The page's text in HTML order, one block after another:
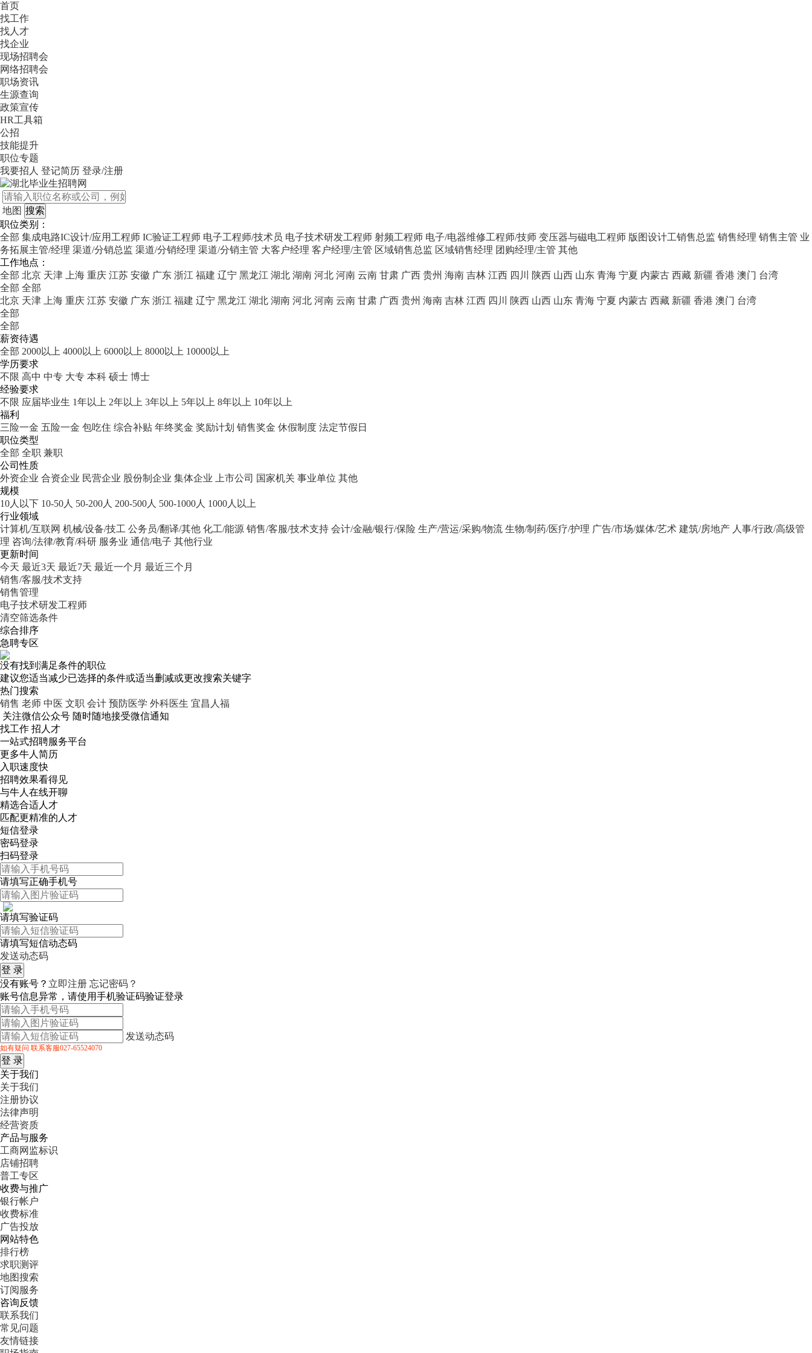
首页
找工作
找人才
找企业
现场招聘会
网络招聘会
职场资讯
生源查询
政策宣传
HR工具箱
公招
技能提升
职位专题
我要招人 登记简历 登录/注册
地图
职位类别：
全部 集成电路IC设计/应用工程师 IC验证工程师 电子工程师/技术员 电子技术研发工程师 射频工程师 电子/电器维修工程师/技师 变压器与磁电工程师 版图设计工销售总监 销售经理 销售主管 业
务拓展主管/经理 渠道/分销总监 渠道/分销经理 渠道/分销主管 大客户经理 客户经理/主管 区域销售总监 区域销售经理 团购经理/主管 其他
工作地点：
全部 北京 天津 上海 重庆 江苏 安徽 广东 浙江 福建 辽宁 黑龙江 湖北 湖南 河北 河南 云南 甘肃 广西 贵州 海南 吉林 江西 四川 陕西 山西 山东 青海 宁夏 内蒙古 西藏 新疆 香港 澳门 台湾
全部 全部
北京 天津 上海 重庆 江苏 安徽 广东 浙江 福建 辽宁 黑龙江 湖北 湖南 河北 河南 云南 甘肃 广西 贵州 海南 吉林 江西 四川 陕西 山西 山东 青海 宁夏 内蒙古 西藏 新疆 香港 澳门 台湾
全部
全部
薪资待遇
全部 2000以上 4000以上 6000以上 8000以上 10000以上
学历要求
不限 高中 中专 大专 本科 硕士 博士
经验要求
不限 应届毕业生 1年以上 2年以上 3年以上 5年以上 8年以上 10年以上
福利
三险一金 五险一金 包吃住 综合补贴 年终奖金 奖励计划 销售奖金 休假制度 法定节假日
职位类型
全部 全职 兼职
公司性质
外资企业 合资企业 民营企业 股份制企业 集体企业 上市公司 国家机关 事业单位 其他
规模
10人以下 10-50人 50-200人 200-500人 500-1000人 1000人以上
行业领域
计算机/互联网 机械/设备/技工 公务员/翻译/其他 化工/能源 销售/客服/技术支持 会计/金融/银行/保险 生产/营运/采购/物流 生物/制药/医疗/护理 广告/市场/媒体/艺术 建筑/房地产 人事/行政/高级管
理 咨询/法律/教育/科研 服务业 通信/电子 其他行业
更新时间
今天 最近3天 最近7天 最近一个月 最近三个月
销售/客服/技术支持
销售管理
电子技术研发工程师
清空筛选条件
综合排序
急聘专区
没有找到满足条件的职位
建议您适当减少已选择的条件或适当删减或更改搜索关键字
热门搜索
销售 老师 中医 文职 会计 预防医学 外科医生 宜昌人福
关注微信公众号 随时随地接受微信通知
找工作 招人才
一站式招聘服务平台
更多牛人简历
入职速度快
招聘效果看得见
与牛人在线开聊
精选合适人才
匹配更精准的人才
短信登录
密码登录
扫码登录
请填写正确手机号
请填写验证码
请填写短信动态码
发送动态码
没有账号？ 立即注册 忘记密码？
账号信息异常，请使用手机验证码验证登录
发送动态码
如有疑问 联系客服027-65524070
关于我们
关于我们
注册协议
法律声明
经营资质
产品与服务
工商网监标识
店铺招聘
普工专区
收费与推广
银行帐户
收费标准
广告投放
网站特色
排行榜
求职测评
地图搜索
订阅服务
咨询反馈
联系我们
常见问题
友情链接